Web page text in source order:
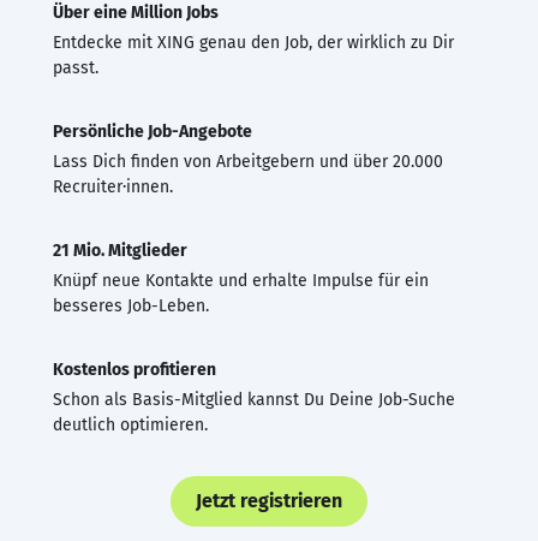
Über eine Million Jobs
Entdecke mit XING genau den Job, der wirklich zu Dir
passt.
Persönliche Job-Angebote
Lass Dich finden von Arbeitgebern und über 20.000
Recruiter·innen.
21 Mio. Mitglieder
Knüpf neue Kontakte und erhalte Impulse für ein
besseres Job-Leben.
Kostenlos profitieren
Schon als Basis-Mitglied kannst Du Deine Job-Suche
deutlich optimieren.
Jetzt registrieren